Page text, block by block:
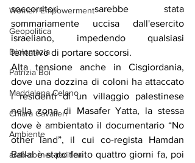
Women Empowerment
Geopolitica
Diplomazia
Patrizia Boi
Maddalena Celano
Chiara Cavalieri
Ambiente
arab-corner-politica
soccorritori sarebbe stata
sommariamente uccisa dall'esercito
israeliano, impedendo qualsiasi
tentativo di portare soccorsi.
Alta tensione anche in Cisgiordania,
dove una dozzina di coloni ha attaccato
i residenti di un villaggio palestinese
nella zona di Masafer Yatta, la stessa
dove è ambientato il documentario “No
other land”, il cui co-regista Hamdan
Ballal è stato ferito quattro giorni fa, poi